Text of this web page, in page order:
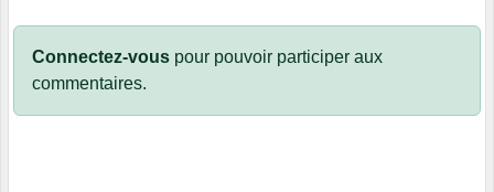
Connectez-vous pour pouvoir participer aux
commentaires.